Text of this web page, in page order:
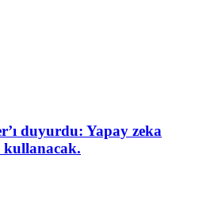
duyurdu: Yapay zeka
kullanacak.